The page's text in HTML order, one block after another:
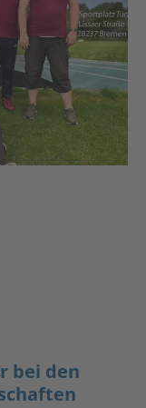
bei den